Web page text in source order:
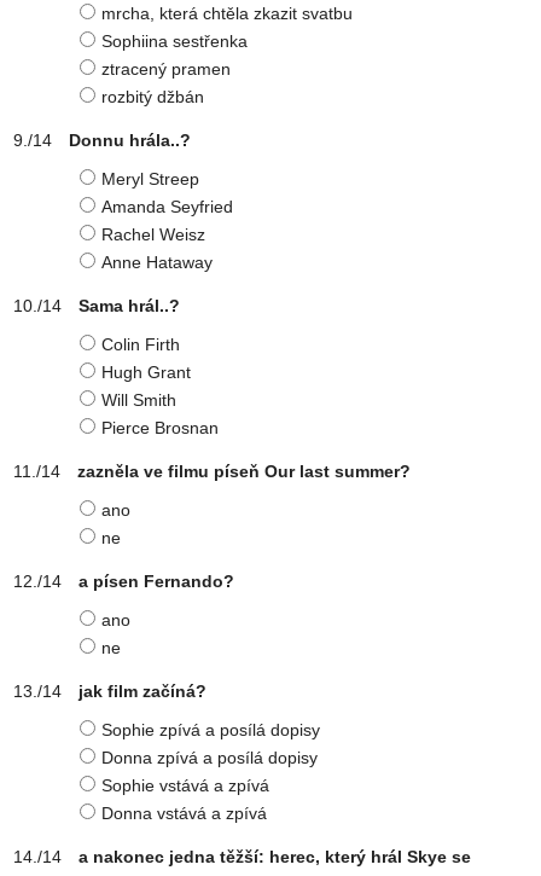
mrcha, která chtěla zkazit svatbu
Sophiina sestřenka
ztracený pramen
rozbitý džbán
Donnu hrála..?
Meryl Streep
Amanda Seyfried
Rachel Weisz
Anne Hataway
Sama hrál..?
Colin Firth
Hugh Grant
Will Smith
Pierce Brosnan
zazněla ve filmu píseň Our last summer?
ano
ne
a písen Fernando?
ano
ne
jak film začíná?
Sophie zpívá a posílá dopisy
Donna zpívá a posílá dopisy
Sophie vstává a zpívá
Donna vstává a zpívá
a nakonec jedna těžší: herec, který hrál Skye se